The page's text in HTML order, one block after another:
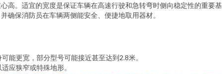
高。适宜的宽度是保证车辆在高速行驶和急转弯时侧向稳定性的重要基
确保消防员在车辆两侧能安全、便捷地取用器材。
能更宽，部分型号可能接近甚至达到2.8米。
应狭窄或特殊地形。